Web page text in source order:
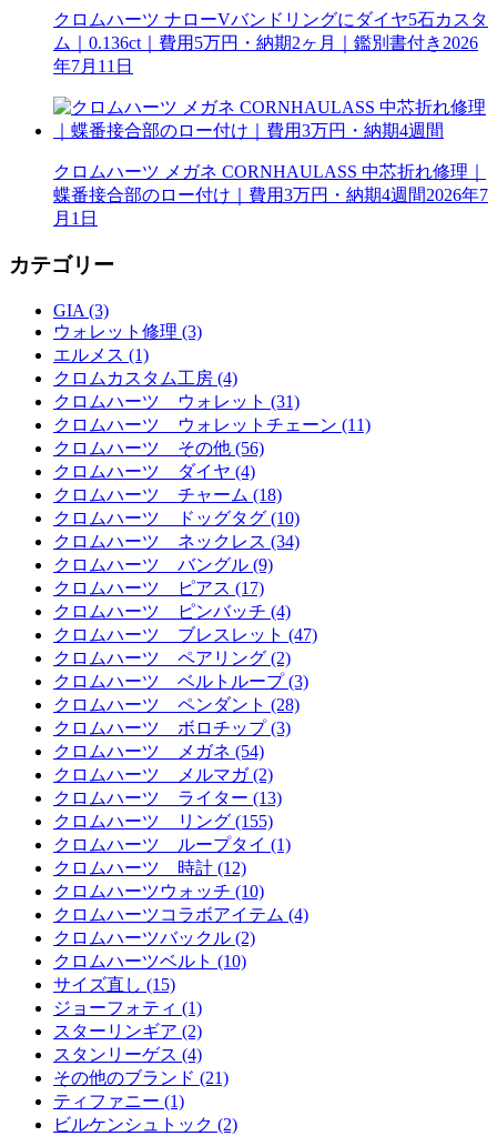
クロムハーツ ナローVバンドリングにダイヤ5石カスタ
ム｜0.136ct｜費用5万円・納期2ヶ月｜鑑別書付き 2026
年7月11日
クロムハーツ メガネ CORNHAULASS 中芯折れ修理｜
蝶番接合部のロー付け｜費用3万円・納期4週間2026年7
月1日
カテゴリー
GIA (3)
ウォレット修理 (3)
エルメス (1)
クロムカスタム工房 (4)
クロムハーツ ウォレット (31)
クロムハーツ ウォレットチェーン (11)
クロムハーツ その他 (56)
クロムハーツ ダイヤ (4)
クロムハーツ チャーム (18)
クロムハーツ ドッグタグ (10)
クロムハーツ ネックレス (34)
クロムハーツ バングル (9)
クロムハーツ ピアス (17)
クロムハーツ ピンバッチ (4)
クロムハーツ ブレスレット (47)
クロムハーツ ペアリング (2)
クロムハーツ ベルトループ (3)
クロムハーツ ペンダント (28)
クロムハーツ ボロチップ (3)
クロムハーツ メガネ (54)
クロムハーツ メルマガ (2)
クロムハーツ ライター (13)
クロムハーツ リング (155)
クロムハーツ ループタイ (1)
クロムハーツ 時計 (12)
クロムハーツウォッチ (10)
クロムハーツコラボアイテム (4)
クロムハーツバックル (2)
クロムハーツベルト (10)
サイズ直し (15)
ジョーフォティ (1)
スターリンギア (2)
スタンリーゲス (4)
その他のブランド (21)
ティファニー (1)
ビルケンシュトック (2)